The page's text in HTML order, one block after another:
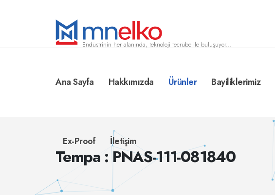
Endüstrinin her alanında, teknoloji tecrübe ile buluşuyor...
Ana Sayfa Hakkımızda Ürünler Bayiliklerimiz
Ex-Proof İletişim
Tempa : PNAS-111-081840